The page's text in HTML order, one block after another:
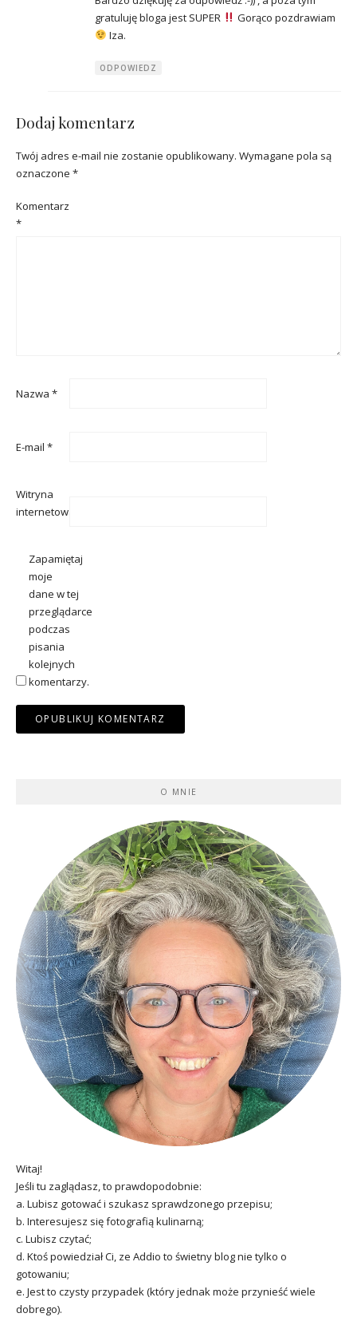
gratuluję bloga jest SUPER
Gorąco pozdrawiam
Iza.
ODPOWIEDZ
Dodaj komentarz
Twój adres e-mail nie zostanie opublikowany. Wymagane pola są
oznaczone *
Komentarz
*
Nazwa *
E-mail *
Witryna
internetowa
Zapamiętaj
moje
dane w tej
przeglądarce
podczas
pisania
kolejnych
komentarzy.
O MNIE
Witaj!
Jeśli tu zaglądasz, to prawdopodobnie:
a. Lubisz gotować i szukasz sprawdzonego przepisu;
b. Interesujesz się fotografią kulinarną;
c. Lubisz czytać;
d. Ktoś powiedział Ci, ze Addio to świetny blog nie tylko o
gotowaniu;
e. Jest to czysty przypadek (który jednak może przynieść wiele
dobrego).